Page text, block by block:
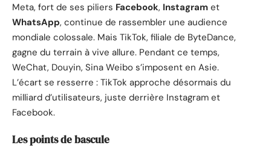
Meta, fort de ses piliers Facebook, Instagram et
WhatsApp, continue de rassembler une audience
mondiale colossale. Mais TikTok, filiale de ByteDance,
gagne du terrain à vive allure. Pendant ce temps,
WeChat, Douyin, Sina Weibo s’imposent en Asie.
L’écart se resserre : TikTok approche désormais du
milliard d’utilisateurs, juste derrière Instagram et
Facebook.
Les points de bascule